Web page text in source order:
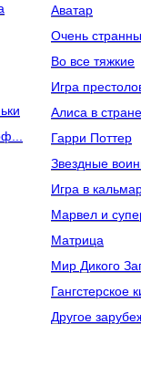
Аватар
Очень
Во все тяжкие
Игра
Алиса в
Гарри Поттер
Звездные
Игра в
Марвел и
Матрица
Мир Дикого
Гангстерское
Другое